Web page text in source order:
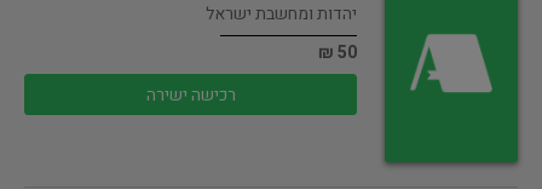
יהדות ומחשבת ישראל
50 ₪
רכישה ישירה